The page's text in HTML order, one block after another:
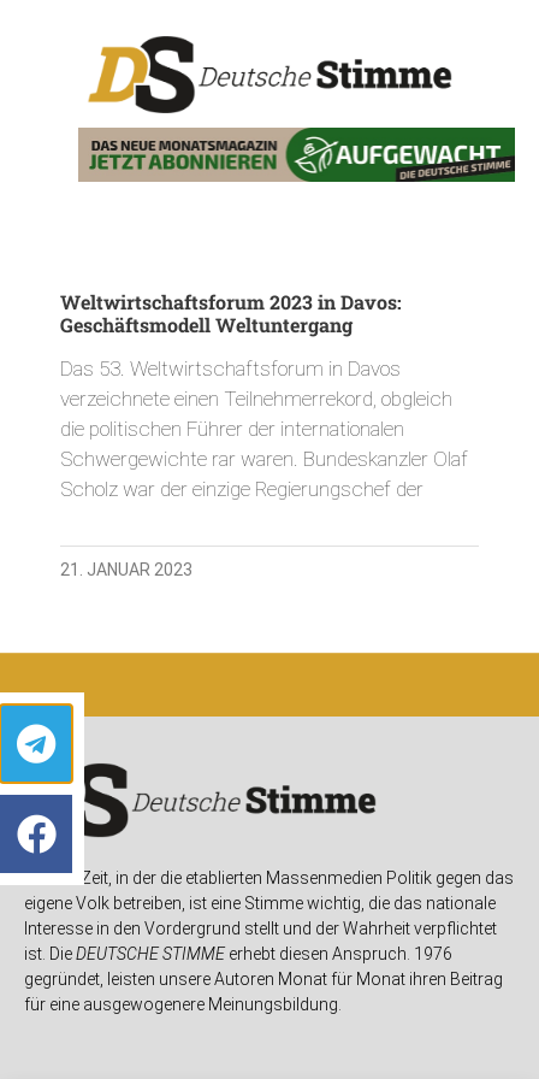
Weltwirtschaftsforum 2023 in Davos:
Geschäftsmodell Weltuntergang
Das 53. Weltwirtschaftsforum in Davos
verzeichnete einen Teilnehmerrekord, obgleich
die politischen Führer der internationalen
Schwergewichte rar waren. Bundeskanzler Olaf
Scholz war der einzige Regierungschef der
21. JANUAR 2023
In einer Zeit, in der die etablierten Massenmedien Politik gegen das
eigene Volk betreiben, ist eine Stimme wichtig, die das nationale
Interesse in den Vordergrund stellt und der Wahrheit verpflichtet
ist. DieDEUTSCHE STIMMEerhebt diesen Anspruch. 1976
gegründet, leisten unsere Autoren Monat für Monat ihren Beitrag
für eine ausgewogenere Meinungsbildung.